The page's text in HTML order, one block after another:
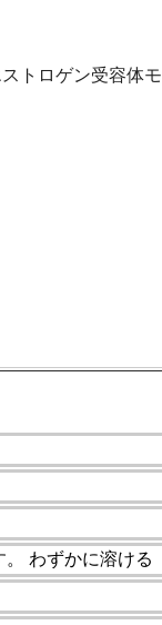
ロゲン受容体
わずかに溶ける